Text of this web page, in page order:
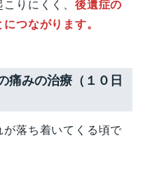
りにくく、 後遺症の
つながります。
痛みの治療（１０日
落ち着いてくる頃で